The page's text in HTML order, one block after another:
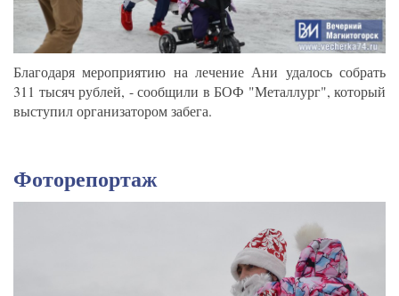
Благодаря мероприятию на лечение Ани удалось собрать
311 тысяч рублей, - сообщили в БОФ "Металлург", который
выступил организатором забега.
Фоторепортаж